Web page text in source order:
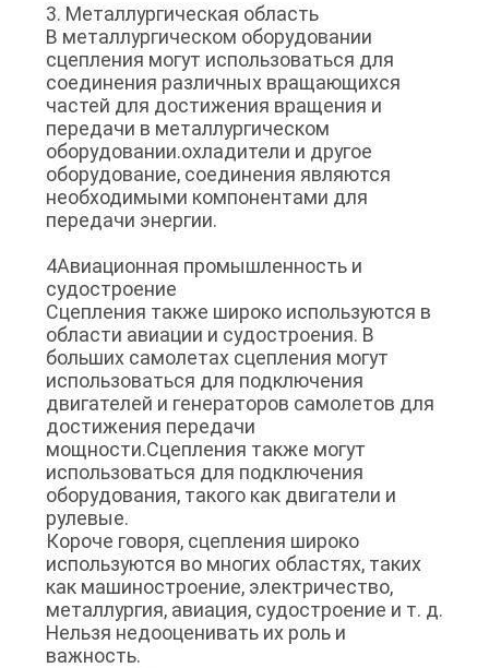
3. Металлургическая область
В металлургическом оборудовании
сцепления могут использоваться для
соединения различных вращающихся
частей для достижения вращения и
передачи в металлургическом
оборудовании.охладители и другое
оборудование, соединения являются
необходимыми компонентами для
передачи энергии.
4Авиационная промышленность и
судостроение
Сцепления также широко используются в
области авиации и судостроения. В
больших самолетах сцепления могут
использоваться для подключения
двигателей и генераторов самолетов для
достижения передачи
мощности.Сцепления также могут
использоваться для подключения
оборудования, такого как двигатели и
рулевые.
Короче говоря, сцепления широко
используются во многих областях, таких
как машиностроение, электричество,
металлургия, авиация, судостроение и т. д.
Нельзя недооценивать их роль и
важность.